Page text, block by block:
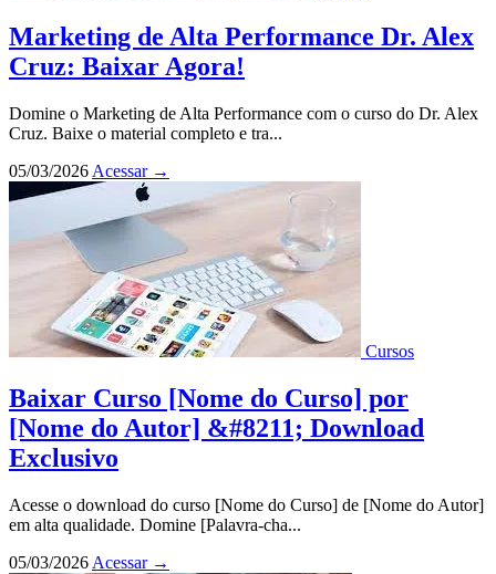
Marketing de Alta Performance Dr. Alex
Cruz: Baixar Agora!
Domine o Marketing de Alta Performance com o curso do Dr. Alex
Cruz. Baixe o material completo e tra...
05/03/2026 Acessar →
Cursos
Baixar Curso [Nome do Curso] por
[Nome do Autor] &#8211; Download
Exclusivo
Acesse o download do curso [Nome do Curso] de [Nome do Autor]
em alta qualidade. Domine [Palavra-cha...
05/03/2026 Acessar →